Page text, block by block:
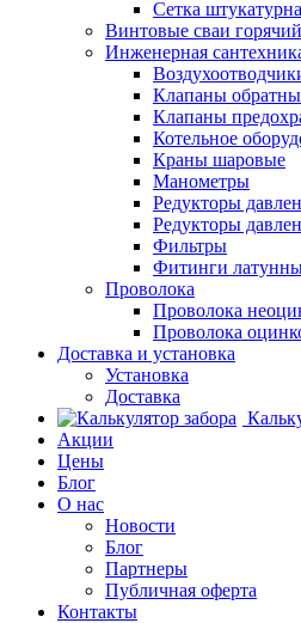
Сетка
Винтовые сваи
Инженерная
Клапаны
Клапаны
Котельное
Краны шаровые
Манометры
Редукторы
Редукторы
Фильтры
Фитинги
Проволока
Проволока
Проволока
Доставка и установка
Установка
Доставка
Акции
Цены
Блог
О нас
Новости
Блог
Партнеры
Публичная оферта
Контакты